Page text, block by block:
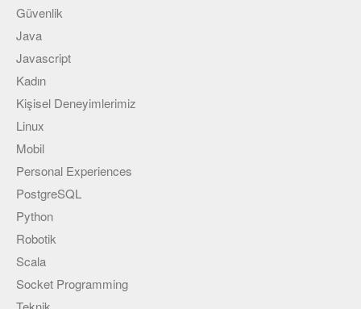
Güvenlik
Java
Javascript
Kadın
Kişisel Deneyimlerimiz
Linux
Mobil
Personal Experiences
PostgreSQL
Python
Robotik
Scala
Socket Programming